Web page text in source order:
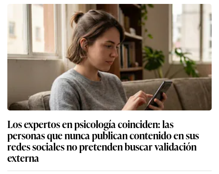
Los expertos en psicología coinciden: las
personas que nunca publican contenido en sus
redes sociales no pretenden buscar validación
externa